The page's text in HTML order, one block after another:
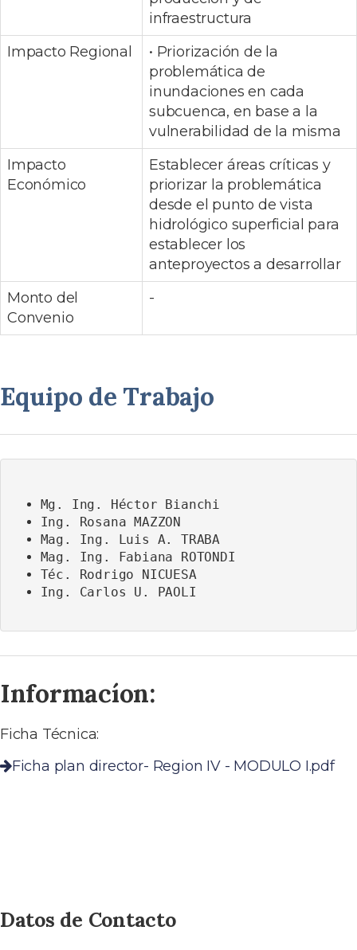
infraestructura
Impacto Regional
• Priorización de la
problemática de
inundaciones en cada
subcuenca, en base a la
vulnerabilidad de la misma
Impacto
Económico
Establecer áreas críticas y
priorizar la problemática
desde el punto de vista
hidrológico superficial para
establecer los
anteproyectos a desarrollar
Monto del
Convenio
-
Equipo de Trabajo
Mg. Ing. Héctor Bianchi
Ing. Rosana MAZZON
Mag. Ing. Luis A. TRABA
Mag. Ing. Fabiana ROTONDI
Téc. Rodrigo NICUESA
Ing. Carlos U. PAOLI
Informacíon:
Ficha Técnica:
Ficha plan director- Region IV - MODULO I.pdf
Datos de Contacto